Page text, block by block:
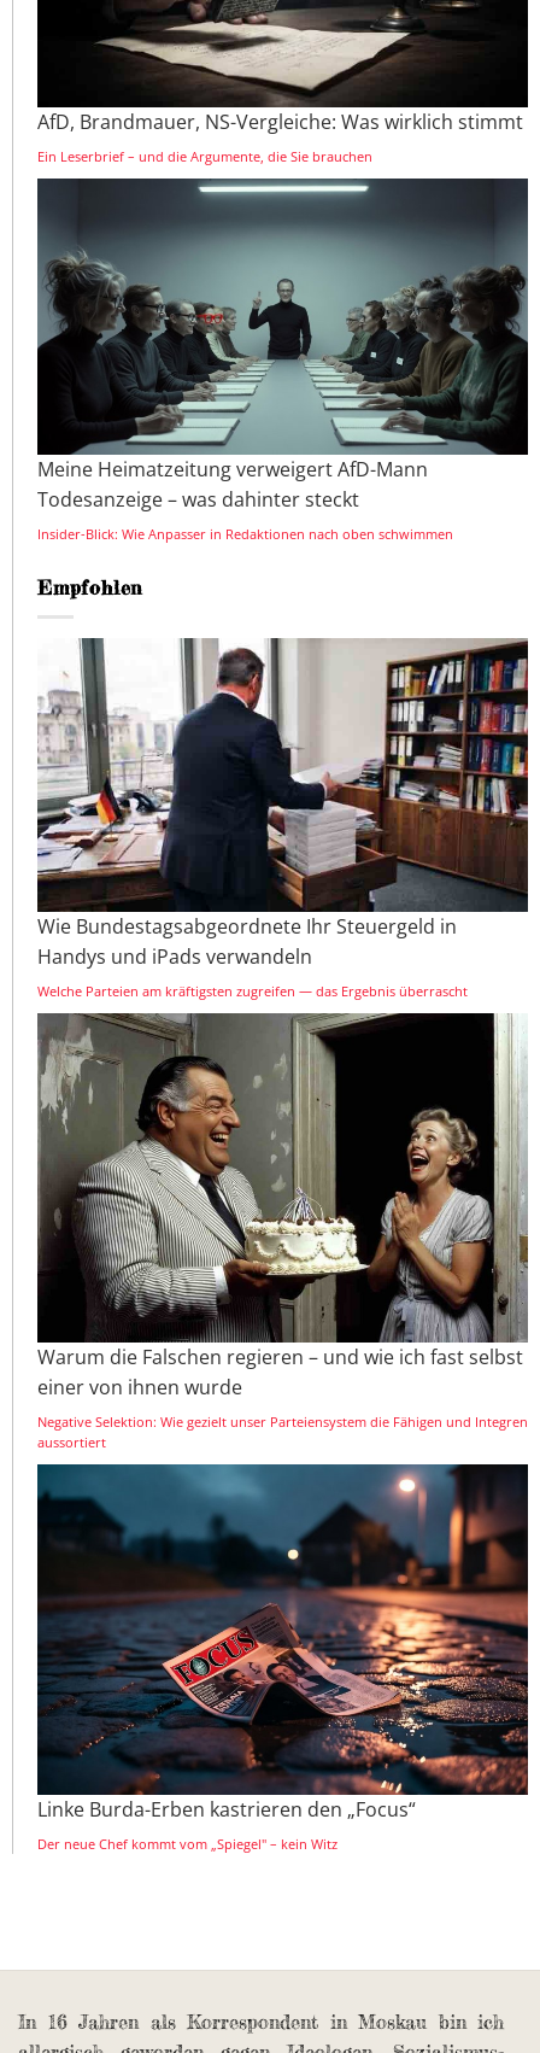
AfD, Brandmauer, NS-Vergleiche: Was wirklich stimmt
Ein Leserbrief – und die Argumente, die Sie brauchen
Meine Heimatzeitung verweigert AfD-Mann
Todesanzeige – was dahinter steckt
Insider-Blick: Wie Anpasser in Redaktionen nach oben schwimmen
Empfohlen
Wie Bundestagsabgeordnete Ihr Steuergeld in
Handys und iPads verwandeln
Welche Parteien am kräftigsten zugreifen — das Ergebnis überrascht
Warum die Falschen regieren – und wie ich fast selbst
einer von ihnen wurde
Negative Selektion: Wie gezielt unser Parteiensystem die Fähigen und Integren
aussortiert
Linke Burda-Erben kastrieren den „Focus“
Der neue Chef kommt vom „Spiegel" – kein Witz
In 16 Jahren als Korrespondent in Moskau bin ich